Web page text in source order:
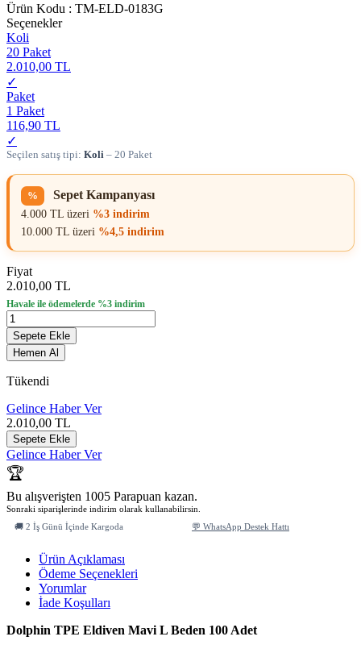
Ürün Kodu : TM-ELD-0183G
Seçenekler
Koli
20 Paket
2.010,00 TL
✓
Paket
1 Paket
116,90 TL
✓
Seçilen satış tipi: Koli – 20 Paket
% Sepet Kampanyası
4.000 TL üzeri %3 indirim
10.000 TL üzeri %4,5 indirim
Fiyat
2.010,00 TL
Havale ile ödemelerde %3 indirim
Sepete Ekle
Hemen Al
Tükendi
Gelince Haber Ver
2.010,00 TL
Sepete Ekle
Gelince Haber Ver
🏆
Bu alışverişten 1005 Parapuan kazan.
Sonraki siparişlerinde indirim olarak kullanabilirsin.
🚚 2 İş Günü İçinde Kargoda
💬 WhatsApp Destek Hattı
Ürün Açıklaması
Ödeme Seçenekleri
Yorumlar
İade Koşulları
Dolphin TPE Eldiven Mavi L Beden 100 Adet